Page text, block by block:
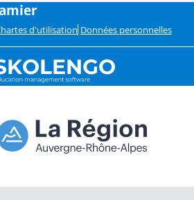
d'utilisation Données personnelles